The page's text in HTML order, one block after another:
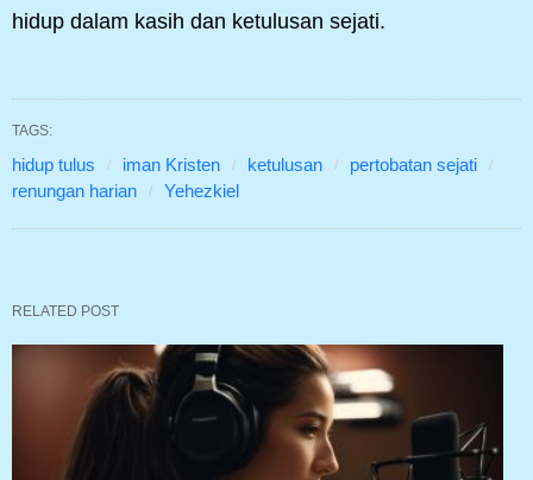
hidup dalam kasih dan ketulusan sejati.
TAGS:
hidup tulus iman Kristen ketulusan
pertobatan sejati
renungan harian
Yehezkiel
RELATED POST